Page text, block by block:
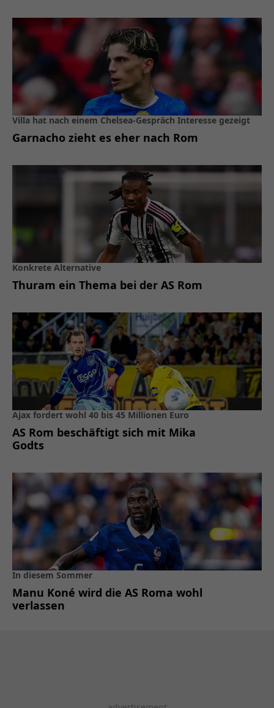
Villa hat nach einem Chelsea-Gespräch Interesse gezeigt
Garnacho zieht es eher nach Rom
Konkrete Alternative
Thuram ein Thema bei der AS Rom
Ajax fordert wohl 40 bis 45 Millionen Euro
AS Rom beschäftigt sich mit Mika
Godts
In diesem Sommer
Manu Koné wird die AS Roma wohl
verlassen